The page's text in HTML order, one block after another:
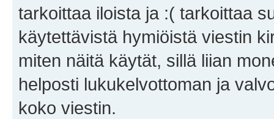
tarkoittaa iloista ja :( tarkoittaa
käytettävistä hymiöistä viestin
miten näitä käytät, sillä liian
helposti lukukelvottoman ja
koko viestin.